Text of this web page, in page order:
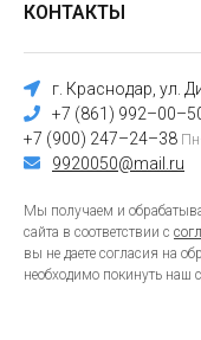
КОНТАКТЫ
г. Краснодар, ул.
+7 (861)
+7 (900) 247–24–38
9920050@mail.ru
Мы получаем и
сайта в соответствии с
вы не даете согласия на
необходимо покинуть наш